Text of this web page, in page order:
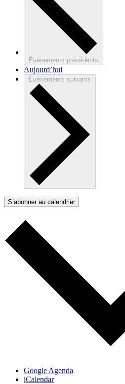
Évènements précédents
Aujourd’hui
Évènements suivants
S’abonner au calendrier
Google Agenda
iCalendar